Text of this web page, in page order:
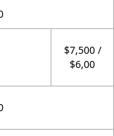
$7,500 /
$6,00